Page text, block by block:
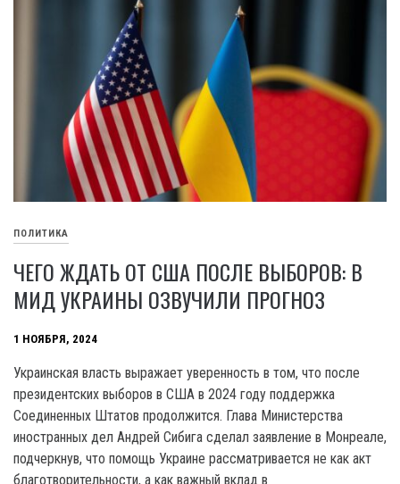
ПОЛИТИКА
ЧЕГО ЖДАТЬ ОТ США ПОСЛЕ ВЫБОРОВ: В
МИД УКРАИНЫ ОЗВУЧИЛИ ПРОГНОЗ
1 НОЯБРЯ, 2024
Украинская власть выражает уверенность в том, что после
президентских выборов в США в 2024 году поддержка
Соединенных Штатов продолжится. Глава Министерства
иностранных дел Андрей Сибига сделал заявление в Монреале,
подчеркнув, что помощь Украине рассматривается не как акт
благотворительности, а как важный вклад в